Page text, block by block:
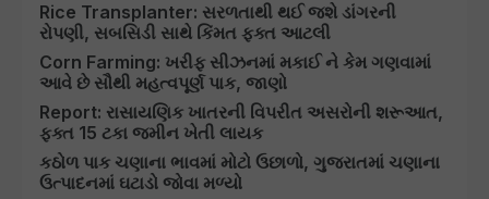
Rice Transplanter: સરળતાથી થઈ જશે ડાંગરની
રોપણી, સબસિડી સાથે કિંમત ફક્ત આટલી
Corn Farming: ખરીફ સીઝનમાં મકાઈ ને કેમ ગણવામાં
આવે છે સૌથી મહત્વપૂર્ણ પાક, જાણો
Report: રાસાયણિક ખાતરની વિપરીત અસરોની શરૂઆત,
ફક્ત 15 ટકા જમીન ખેતી લાયક
કઠોળ પાક ચણાના ભાવમાં મોટો ઉછાળો, ગુજરાતમાં ચણાના
ઉત્પાદનમાં ઘટાડો જોવા મળ્યો